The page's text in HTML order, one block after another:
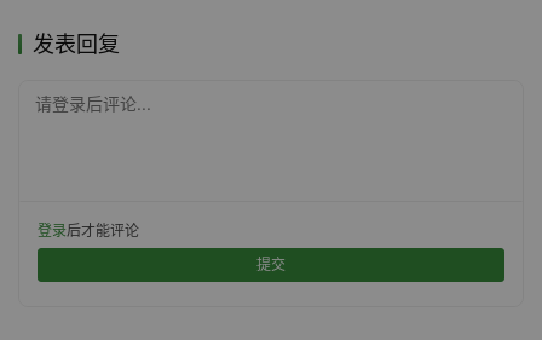
发表回复
请登录后评论...
登录后才能评论
提交